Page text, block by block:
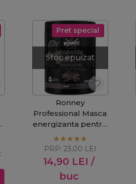
Stoc epuizat
Pret special
Ronney
Professional Masca
energizanta pentru
par vopsit Babassu
Oil 1000ml
14,90 LEI /
buc
PRP: 23,00 LEI